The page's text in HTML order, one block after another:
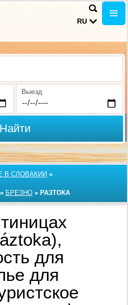
RU
Выезд
Найти
В СЛОВАКИИ »
» БРЕЗНО » РАЗТОКА
для
для